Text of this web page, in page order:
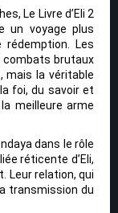
Le Livre d’Eli 2
un voyage plus
Les
combats brutaux
mais la véritable
foi, du savoir et
meilleure arme
dans le rôle
réticente d’Eli,
Leur relation, qui
transmission du